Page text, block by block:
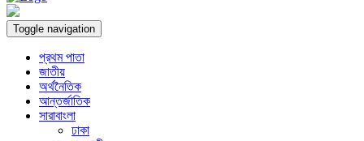
Toggle navigation
প্রথম পাতা
জাতীয়
অর্থনৈতিক
আন্তর্জাতিক
সারাবাংলা
ঢাকা